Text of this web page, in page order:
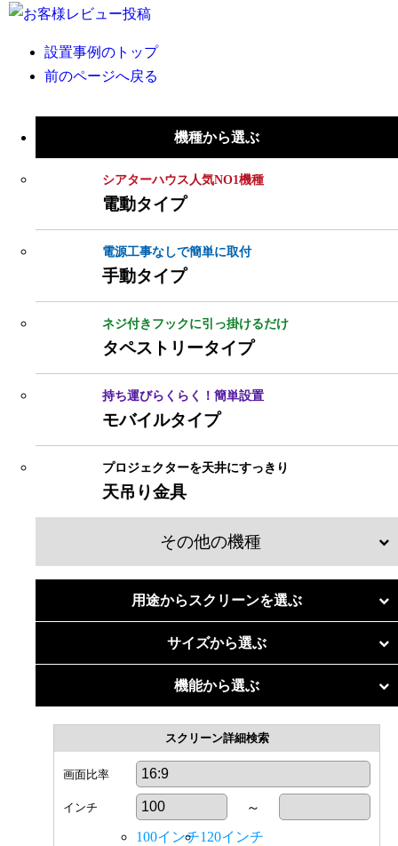
設置事例のトップ
前のページへ戻る
機種から選ぶ
シアターハウス人気NO1機種
電動タイプ
電源工事なしで簡単に取付
手動タイプ
ネジ付きフックに引っ掛けるだけ
タペストリータイプ
持ち運びらくらく！簡単設置
モバイルタイプ
プロジェクターを天井にすっきり
天吊り金具
その他の機種
マグネットスクリーン
リア投影スクリーン
リア透過フィルム
用途からスクリーンを選ぶ
個人での利用
リビングホームシアター
専用室ホームシアター
小会議室（10〜20人）
サイズから選ぶ
60インチ
インチ
機能から選ぶ
超短焦点・短焦点
明るい部屋に強い
スクリーン詳細検索
画面比率
インチ
～
100インチ120インチ